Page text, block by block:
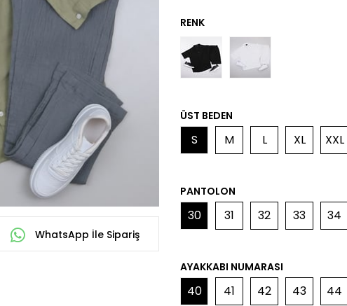
WhatsApp İle Sipariş
ÜST BEDEN
S M L XL XXL
PANTOLON
30 31 32 33 34
AYAKKABI NUMARASI
40 41 42 43 44